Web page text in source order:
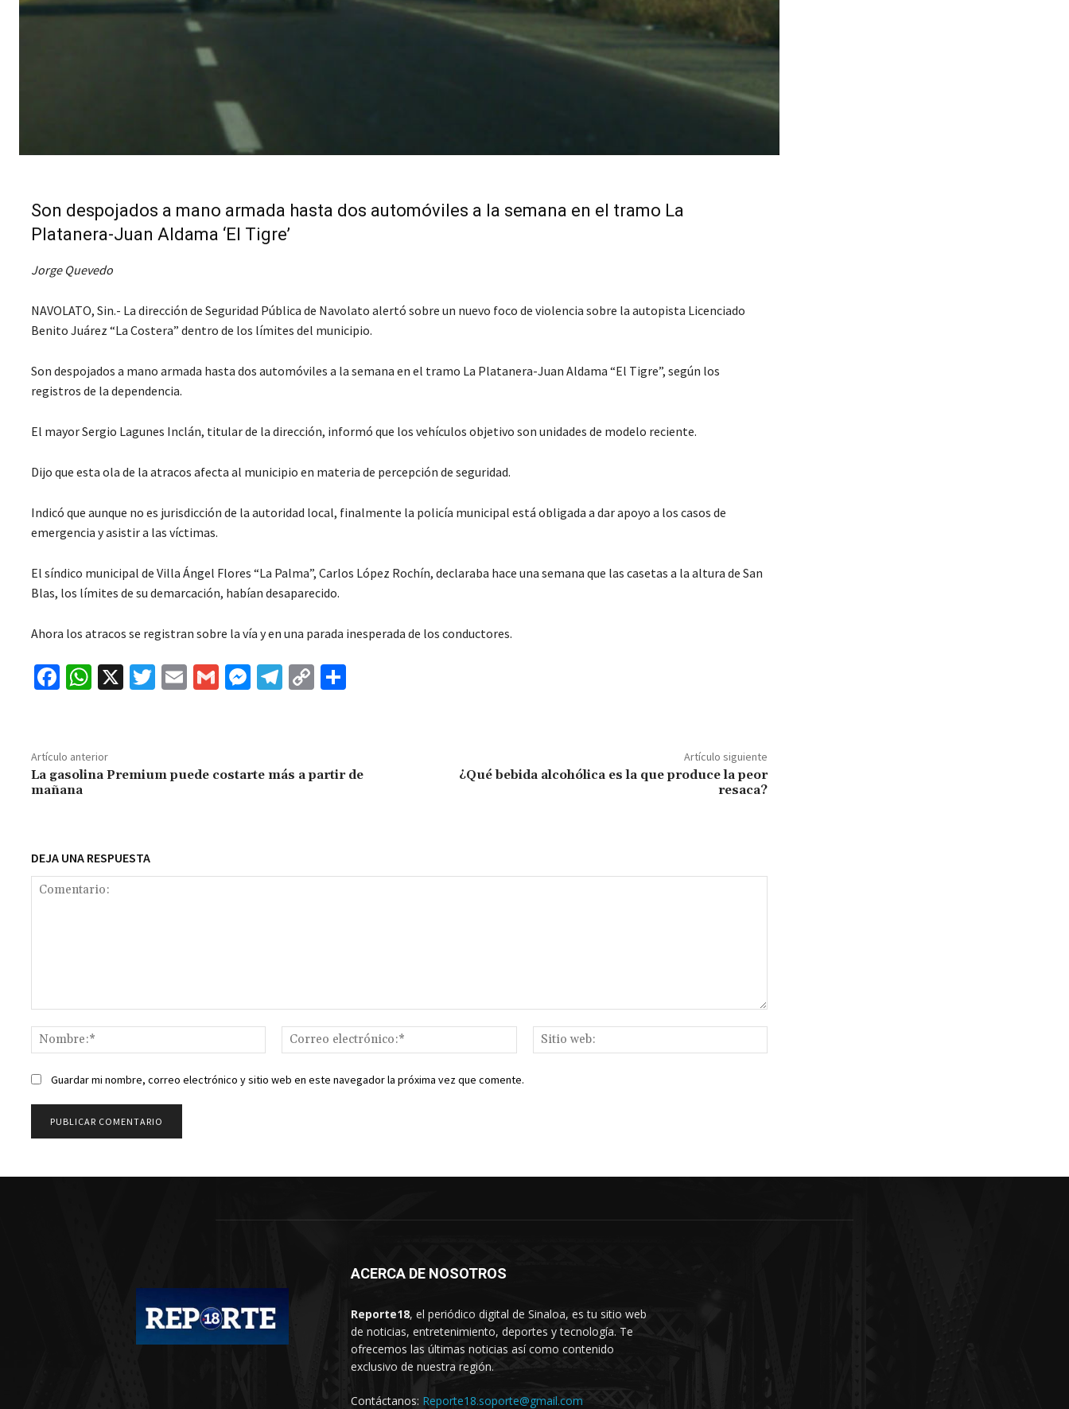
Son despojados a mano armada hasta dos automóviles a la semana en el tramo La
Platanera-Juan Aldama ‘El Tigre’
Jorge Quevedo
NAVOLATO, Sin.- La dirección de Seguridad Pública de Navolato alertó sobre un nuevo foco de violencia sobre la autopista Licenciado
Benito Juárez “La Costera” dentro de los límites del municipio.
Son despojados a mano armada hasta dos automóviles a la semana en el tramo La Platanera-Juan Aldama “El Tigre”, según los
registros de la dependencia.
El mayor Sergio Lagunes Inclán, titular de la dirección, informó que los vehículos objetivo son unidades de modelo reciente.
Dijo que esta ola de la atracos afecta al municipio en materia de percepción de seguridad.
Indicó que aunque no es jurisdicción de la autoridad local, finalmente la policía municipal está obligada a dar apoyo a los casos de
emergencia y asistir a las víctimas.
El síndico municipal de Villa Ángel Flores “La Palma”, Carlos López Rochín, declaraba hace una semana que las casetas a la altura de San
Blas, los límites de su demarcación, habían desaparecido.
Ahora los atracos se registran sobre la vía y en una parada inesperada de los conductores.
Fa
o
o
k
W
sA
p
X
T
E
G
M
ge
Te
m
C
Li ar
Artículo anterior
La gasolina Premium puede costarte más a partir de
mañana
Artículo siguiente
¿Qué bebida alcohólica es la que produce la peor
resaca?
DEJA UNA RESPUESTA
Nombre:*
Correo
electrónico:*
web:
Guardar mi nombre, correo electrónico y sitio web en este navegador la próxima vez que comente.
ACERCA DE NOSOTROS
Reporte18, el periódico digital de Sinaloa, es tu sitio web
de noticias, entretenimiento, deportes y tecnología. Te
ofrecemos las últimas noticias así como contenido
exclusivo de nuestra región.
Contáctanos: Reporte18.soporte@gmail.com